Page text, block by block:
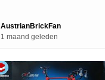
AustrianBrickFan
1 maand geleden